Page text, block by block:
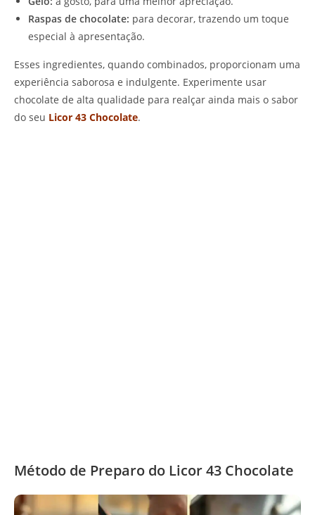
Raspas de chocolate: para decorar, trazendo um toque
especial à apresentação.
Esses ingredientes, quando combinados, proporcionam uma
experiência saborosa e indulgente. Experimente usar
chocolate de alta qualidade para realçar ainda mais o sabor
do seu Licor 43 Chocolate.
Método de Preparo do Licor 43 Chocolate